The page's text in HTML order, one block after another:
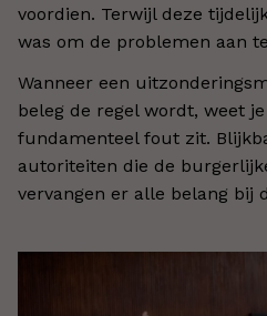
voordien. Terwijl deze
was om de problemen aan
Wanneer een
beleg de regel wordt, weet
fundamenteel fout zit.
autoriteiten die de
vervangen er alle belang bij